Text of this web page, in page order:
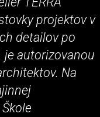
projektov v
detailov po
je autorizovanou
Na